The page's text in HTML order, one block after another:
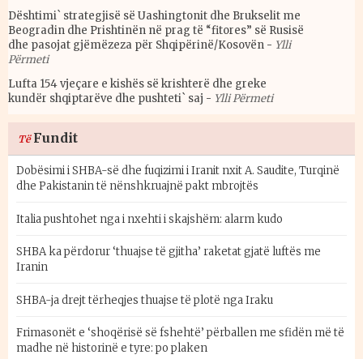
Dështimi` strategjisë së Uashingtonit dhe Brukselit me
Beogradin dhe Prishtinën në prag të “fitores” së Rusisë
dhe pasojat gjëmëzeza për Shqipërinë/Kosovën - Ylli
Përmeti
Lufta 154 vjeçare e kishës së krishterë dhe greke
kundër shqiptarëve dhe pushteti` saj - Ylli Përmeti
TëFundit
Dobësimi i SHBA-së dhe fuqizimi i Iranit nxit A. Saudite, Turqinë
dhe Pakistanin të nënshkruajnë pakt mbrojtës
Italia pushtohet nga i nxehti i skajshëm: alarm kudo
SHBA ka përdorur ‘thuajse të gjitha’ raketat gjatë luftës me
Iranin
SHBA-ja drejt tërheqjes thuajse të plotë nga Iraku
Frimasonët e ‘shoqërisë së fshehtë’ përballen me sfidën më të
madhe në historinë e tyre: po plaken